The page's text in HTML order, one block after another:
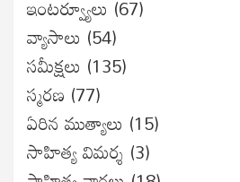
ఇంటర్వ్యూలు (67)
వ్యాసాలు (54)
సమీక్షలు (135)
స్మరణ (77)
ఏరిన ముత్యాలు (15)
సాహిత్య విమర్శ (3)